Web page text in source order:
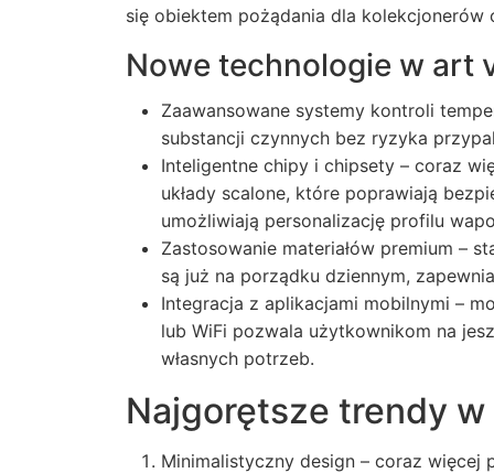
się obiektem pożądania dla
Nowe technologie w art
Zaawansowane systemy kontroli
substancji czynnych bez ryzyka
Inteligentne chipy i chipsety – coraz
układy scalone, które poprawiają
umożliwiają personalizację profilu
Zastosowanie materiałów premium –
są już na porządku dziennym,
Integracja z aplikacjami mobilnymi –
lub WiFi pozwala użytkownikom na
własnych potrzeb.
Najgorętsze trendy
Minimalistyczny design – coraz więcej